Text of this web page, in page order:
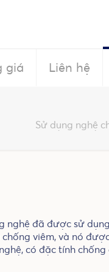
giá Liên hệ
Sử dụng nghệ
nghệ đã được sử
viêm, và nó
có đặc tính chống